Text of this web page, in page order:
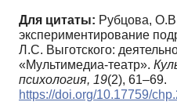
Для цитаты: Рубцова,
экспериментирование
Л.С. Выготского:
«Мультимедиа-театр».
психология, 19(2), 61–69.
https://doi.org/10.17759/